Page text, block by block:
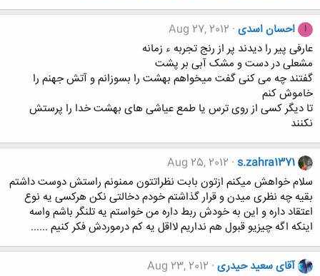
ا احسان اسدی Aug 27, 2012
عارفی پیر را دیدند پر از رنج تجربه ء زمانه
مشعلی در دست و مشک آبی بر پشت
گفتند چه می کنی گفت میخواهم بهشت را بسوزانم و آتش جهنم را
خاموش کنم
تا دیگر کسی از روی ترس یا طمع عیاشی های بهشت خدا را پرستش
نکنند
s.zahra1371
Aug 25, 2012
سلام خواهش میکنم ازتون بابت نظراتتون ممنونم راستش دوست داشتم
بقیه چه نظری میدن و قرار گذاشتم خودم دخالتی نکن هرکسی یه نوع
اعتقاد داره و این به خودش ربط داره من خواستم یه تلنگر باشم واسه
اینکه اگه چیزیو قبول هم نداریم لااقل یه کم درموردش فکر کنیم ......
آقای سعید حیدری Aug 23, 2012